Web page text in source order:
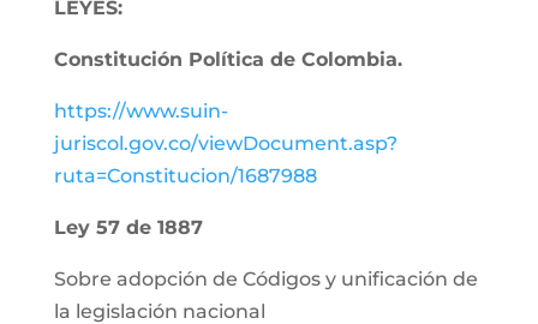
LEYES:
Constitución Política de Colombia.
https://www.suin-
juriscol.gov.co/viewDocument.asp?
ruta=Constitucion/1687988
Ley 57 de 1887
Sobre adopción de Códigos y unificación de
la legislación nacional